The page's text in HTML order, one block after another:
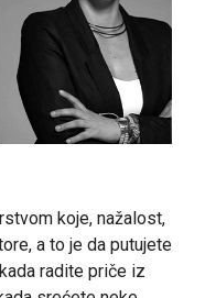
koje, nažalost,
a to je da putujete
radite priče iz